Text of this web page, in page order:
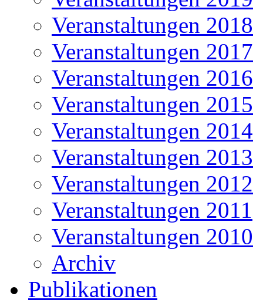
Veranstaltungen 2018
Veranstaltungen 2017
Veranstaltungen 2016
Veranstaltungen 2015
Veranstaltungen 2014
Veranstaltungen 2013
Veranstaltungen 2012
Veranstaltungen 2011
Veranstaltungen 2010
Archiv
Publikationen